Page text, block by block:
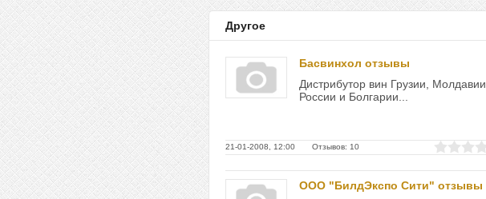
Другое
Басвинхол отзывы
Дистрибутор вин Грузии, Молдавии,
России и Болгарии...
21-01-2008, 12:00 Отзывов: 10
ООО "БилдЭкспо Сити" отзывы